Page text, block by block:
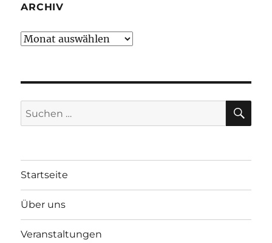
ARCHIV
Archiv
Suchen
nach:
Startseite
Über uns
Veranstaltungen